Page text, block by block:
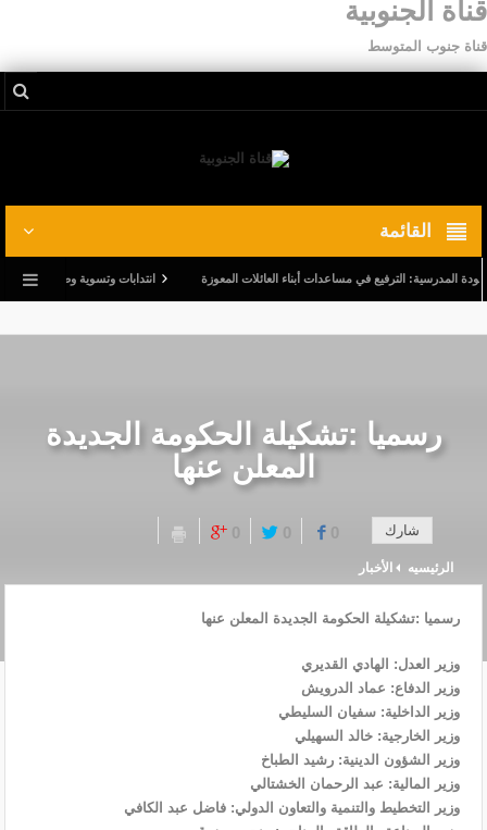
قناة الجنوبية
قناة جنوب المتوسط
القائمة
الترفيع في مساعدات أبناء العائلات المعوزة انتدابات وتسوية وضعيات.. وترفيع في
رسميا :تشكيلة الحكومة الجديدة
المعلن عنها
شارك 0
0
0
الرئيسيه الأخبار
رسميا :تشكيلة الحكومة الجديدة المعلن عنها
وزير العدل: الهادي القديري
وزير الدفاع: عماد الدرويش
وزير الداخلية: سفيان السليطي
وزير الخارجية: خالد السهيلي
وزير الشؤون الدينية: رشيد الطباخ
وزير المالية: عبد الرحمان الخشتالي
وزير التخطيط والتنمية والتعاون الدولي: فاضل عبد الكافي